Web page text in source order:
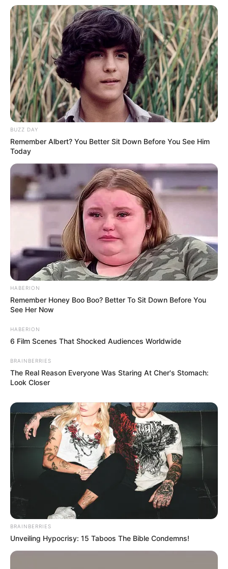
BUZZ DAY
Remember Albert? You Better Sit Down Before You See Him
Today
HABERION
Remember Honey Boo Boo? Better To Sit Down Before You
See Her Now
HABERION
6 Film Scenes That Shocked Audiences Worldwide
BRAINBERRIES
The Real Reason Everyone Was Staring At Cher's Stomach:
Look Closer
BRAINBERRIES
Unveiling Hypocrisy: 15 Taboos The Bible Condemns!